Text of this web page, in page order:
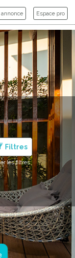
Espace pro
Filtres
les filtres